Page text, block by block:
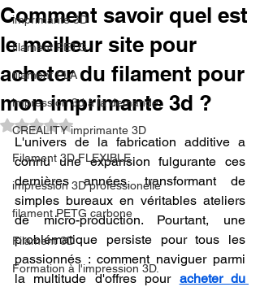
imprimante 3D
filament PETG
filament PLA
impression 3d à la demande.
CREALITY imprimante 3D
Filament 3D FLEXIBLE
impression 3D professionelle
filament PETG carbone
Filament 3D
Formation à l'impression 3D.
Comment savoir quel est
le meilleur site pour
acheter du filament pour
mon imprimante 3d ?
Noté NaN étoiles sur 5.
L'univers de la fabrication additive a
connu une expansion fulgurante ces
dernières années, transformant de
simples bureaux en véritables ateliers
de micro-production. Pourtant, une
problématique persiste pour tous les
passionnés : comment naviguer parmi
la multitude d'offres pour acheter du